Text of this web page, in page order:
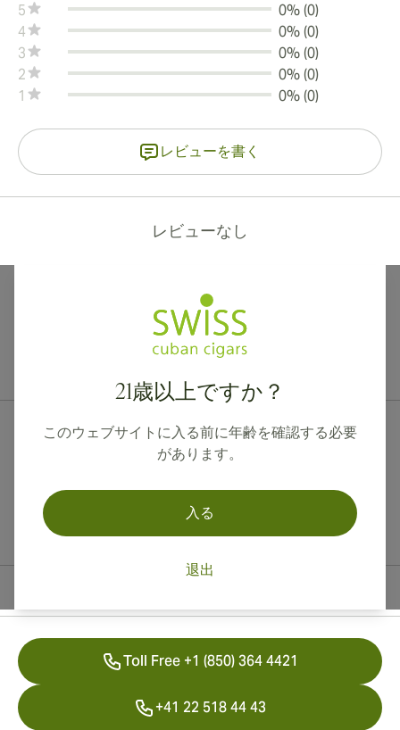
5
0% (0)
4
0% (0)
3
0% (0)
2
0% (0)
1
0% (0)
レビューを書く
レビューなし
21歳以上ですか？
このウェブサイトに入る前に年齢を確認する必要
があります。
入る
退出
Toll Free +1 (850) 364 4421
+41 22 518 44 43